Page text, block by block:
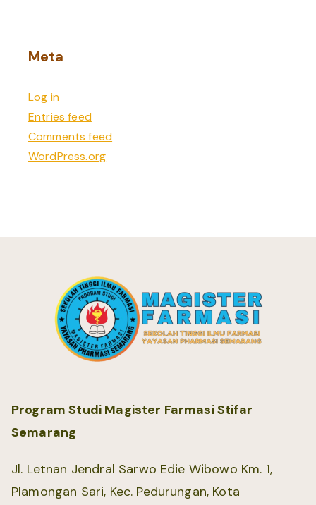
Meta
Log in
Entries feed
Comments feed
WordPress.org
Program Studi Magister Farmasi Stifar
Semarang
Jl. Letnan Jendral Sarwo Edie Wibowo Km. 1,
Plamongan Sari, Kec. Pedurungan, Kota